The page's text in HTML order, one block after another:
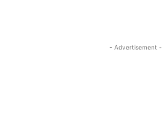
- Advertisement -